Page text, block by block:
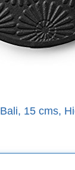
15 cms,